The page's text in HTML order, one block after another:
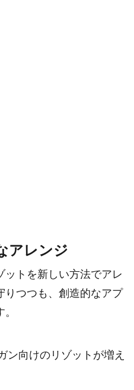
アレンジ
トを新しい方法でアレ
りつつも、創造的なアプ
ン向けのリゾットが増え